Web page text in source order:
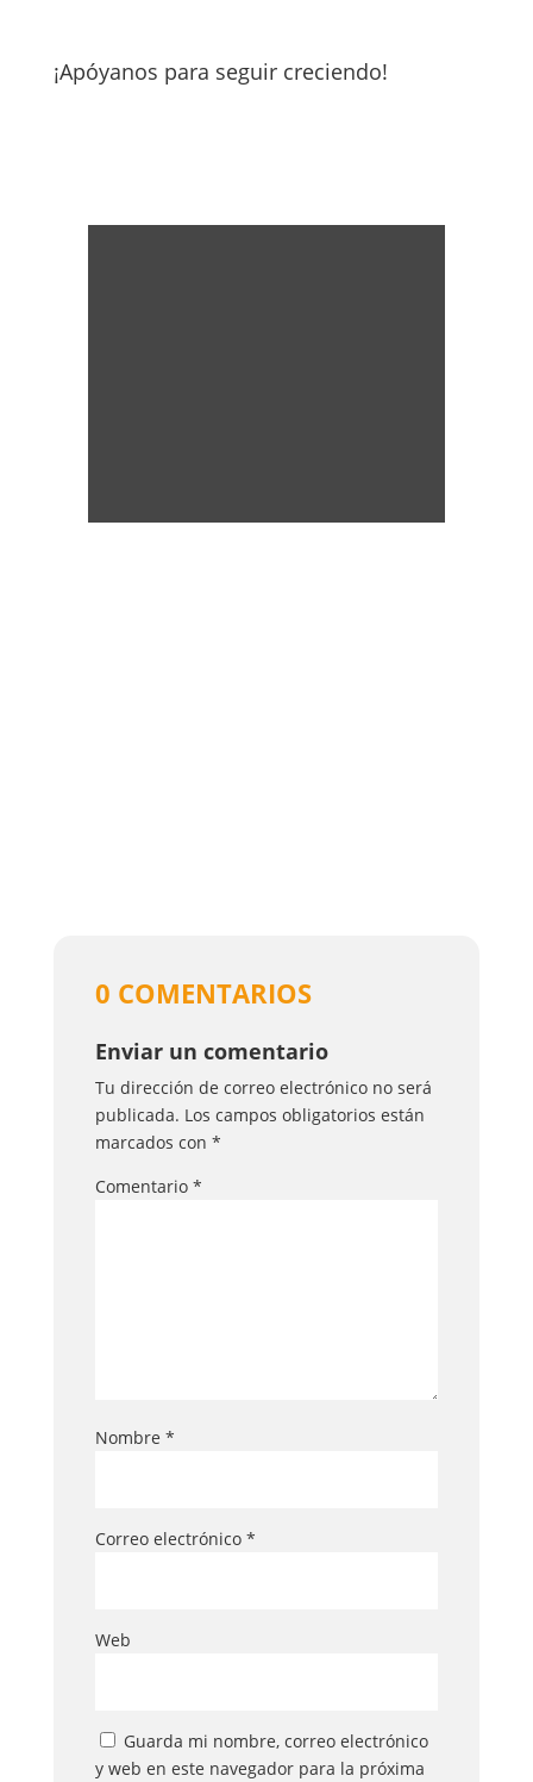
¡Apóyanos para seguir creciendo!
0 COMENTARIOS
Enviar un comentario
Tu dirección de correo electrónico no será
publicada. Los campos obligatorios están
marcados con *
Comentario *
Nombre *
Correo electrónico *
Web
Guarda mi nombre, correo electrónico
y web en este navegador para la próxima